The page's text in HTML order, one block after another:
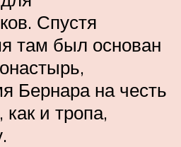
Спустя
там был основан
Бернара на честь
как и тропа,